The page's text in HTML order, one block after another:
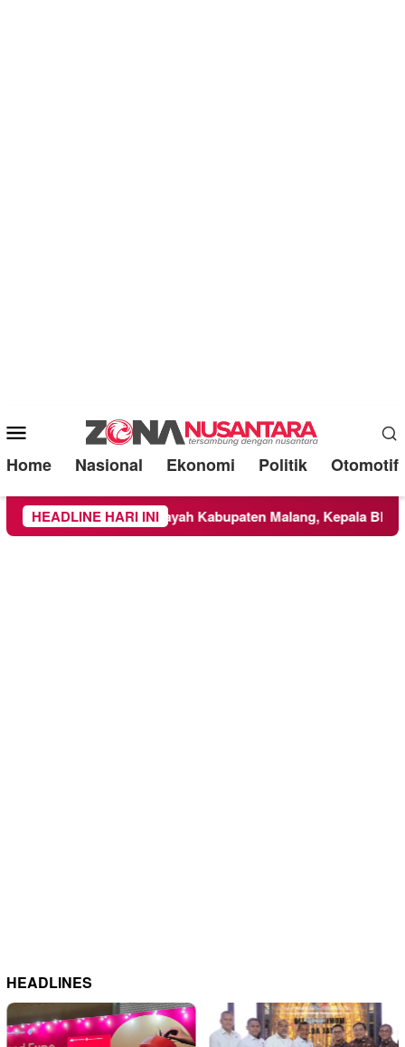
Mobile
Menu
Home Nasional Ekonomi Politik Otomotif
HEADLINE HARI INI
Meluas ke Wilayah Kabupaten Malang, Kepala BNPB
HEADLINES